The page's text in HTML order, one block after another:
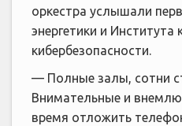
оркестра услышали
энергетики и
кибербезопасности.
— Полные залы, сотни
Внимательные и
время отложить